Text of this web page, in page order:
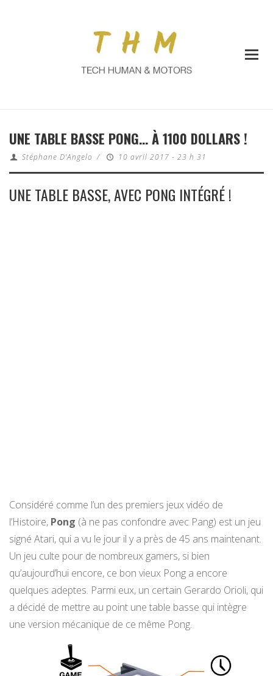
UNE TABLE BASSE PONG… À 1100 DOLLARS !
Stéphane D'Angelo / 10 avril 2017 - 23 h 31
UNE TABLE BASSE, AVEC PONG INTÉGRÉ !
Considéré comme l’un des premiers jeux vidéo de
l’Histoire, Pong (à ne pas confondre avec Pang) est un jeu
signé Atari, qui a vu le jour il y a près de 45 ans maintenant.
Un jeu culte pour de nombreux gamers, si bien
qu’aujourd’hui encore, ce bon vieux Pong a encore
quelques adeptes. Parmi eux, un certain Gerardo Orioli, qui
a décidé de mettre au point une table basse qui intègre
une version mécanique de ce même Pong.